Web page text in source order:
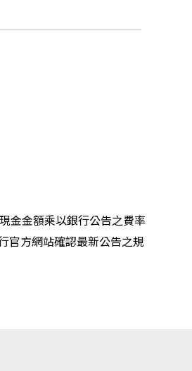
金金額乘以銀行公告之費率
官方網站確認最新公告之規